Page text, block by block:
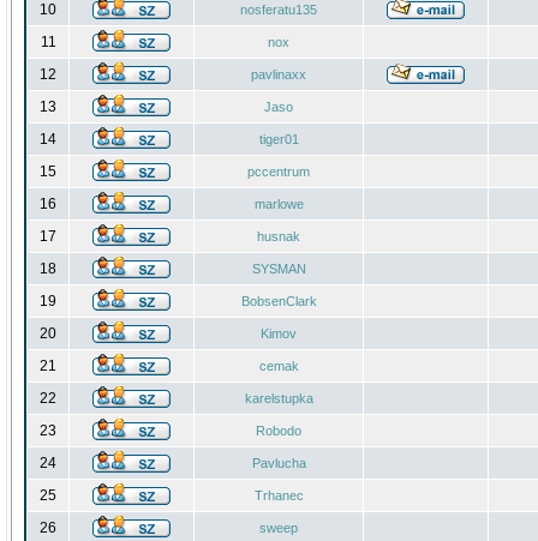
10 nosferatu135
11 nox
12 pavlinaxx
13 Jaso
14 tiger01
15 pccentrum
16 marlowe
17 husnak
18 SYSMAN
19 BobsenClark
20 Kimov
21 cemak
22 karelstupka
23 Robodo
24 Pavlucha
25 Trhanec
26 sweep